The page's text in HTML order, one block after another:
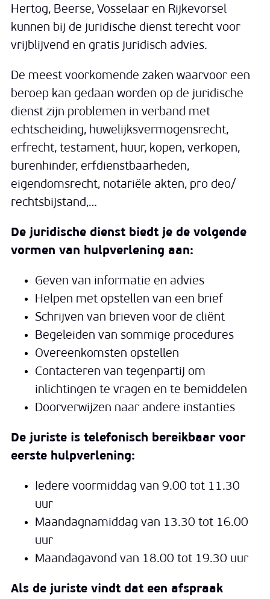
Hertog, Beerse, Vosselaar en Rijkevorsel
kunnen bij de juridische dienst terecht voor
vrijblijvend en gratis juridisch advies.
De meest voorkomende zaken waarvoor een
beroep kan gedaan worden op de juridische
dienst zijn problemen in verband met
echtscheiding, huwelijksvermogensrecht,
erfrecht, testament, huur, kopen, verkopen,
burenhinder, erfdienstbaarheden,
eigendomsrecht, notariële akten, pro deo/
rechtsbijstand,…
De juridische dienst biedt je de volgende
vormen van hulpverlening aan:
Geven van informatie en advies
Helpen met opstellen van een brief
Schrijven van brieven voor de cliënt
Begeleiden van sommige procedures
Overeenkomsten opstellen
Contacteren van tegenpartij om
inlichtingen te vragen en te bemiddelen
Doorverwijzen naar andere instanties
De juriste is telefonisch bereikbaar voor
eerste hulpverlening:
Iedere voormiddag van 9.00 tot 11.30
uur
Maandagnamiddag van 13.30 tot 16.00
uur
Maandagavond van 18.00 tot 19.30 uur
Als de juriste vindt dat een afspraak